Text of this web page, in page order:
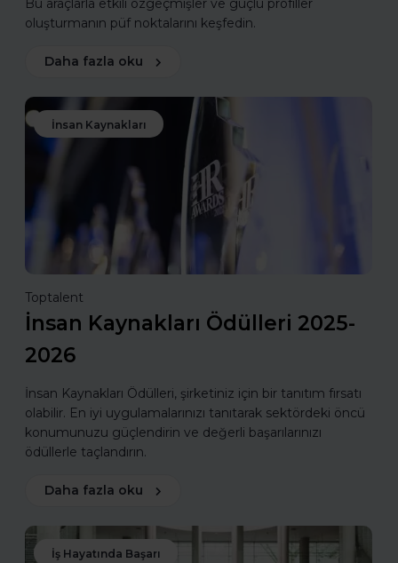
Bu araçlarla etkili özgeçmişler ve güçlü profiller
oluşturmanın püf noktalarını keşfedin.
Daha fazla oku
İnsan Kaynakları
Toptalent
İnsan Kaynakları Ödülleri 2025-
2026
İnsan Kaynakları Ödülleri, şirketiniz için bir tanıtım fırsatı
olabilir. En iyi uygulamalarınızı tanıtarak sektördeki öncü
konumunuzu güçlendirin ve değerli başarılarınızı
ödüllerle taçlandırın.
Daha fazla oku
İş Hayatında Başarı